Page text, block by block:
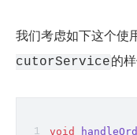
我们考虑如下这个使
cutorService的样
void